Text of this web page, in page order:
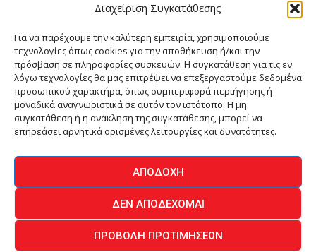
Διαχείριση Συγκατάθεσης
Για να παρέχουμε την καλύτερη εμπειρία, χρησιμοποιούμε
τεχνολογίες όπως cookies για την αποθήκευση ή/και την
πρόσβαση σε πληροφορίες συσκευών. Η συγκατάθεση για τις εν
λόγω τεχνολογίες θα μας επιτρέψει να επεξεργαστούμε δεδομένα
προσωπικού χαρακτήρα, όπως συμπεριφορά περιήγησης ή
μοναδικά αναγνωριστικά σε αυτόν τον ιστότοπο. Η μη
συγκατάθεση ή η ανάκληση της συγκατάθεσης, μπορεί να
επηρεάσει αρνητικά ορισμένες λειτουργίες και δυνατότητες.
ΑΠΟΔΟΧΉ
ΔΕΝ ΑΠΟΔΈΧΟΜΑΙ
ΠΡΟΒΟΛΉ ΠΡΟΤΙΜΉΣΕΩΝ
Διευθυντής Σύνταξης:ΑΘΑΝΑΣΙΟΣ ΑΝΤΩΝΙΟΥ
ΔικαιούχοςDomain:ΔΗΜΗΤΡΙΑΔΗΣ Θ ΚΑΙ ΣΙΑ ΜΟΝΟΠΡΟΣΩΠΗ ΙΚΕ
Διευθυντής: ΕΥΘΥΜΙΑΤΟΥ ΜΑΡΙΑ
Διαχειριστής:
ΕΥΘΥΜΙΑΤΟΥ ΜΑΡΙΑ
Δήλωση Συμμόρφωσης
ΕΠΙΚΟΙΝΩΝΙΑ
© 2026 - All Rights Reserved -Πολιτική Απορρήτου